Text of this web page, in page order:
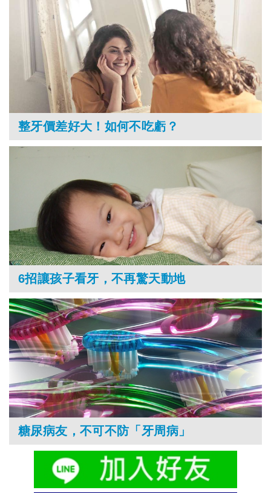
整牙價差好大！如何不吃虧？
6招讓孩子看牙，不再驚天動地
糖尿病友，不可不防「牙周病」